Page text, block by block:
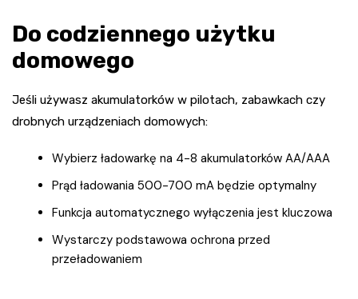
Do codziennego użytku
domowego
Jeśli używasz akumulatorków w pilotach, zabawkach czy
drobnych urządzeniach domowych:
Wybierz ładowarkę na 4-8 akumulatorków AA/AAA
Prąd ładowania 500-700 mA będzie optymalny
Funkcja automatycznego wyłączenia jest kluczowa
Wystarczy podstawowa ochrona przed
przeładowaniem